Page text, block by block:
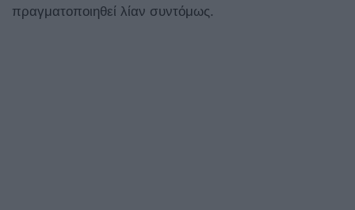
πραγματοποιηθεί λίαν συντόμως.